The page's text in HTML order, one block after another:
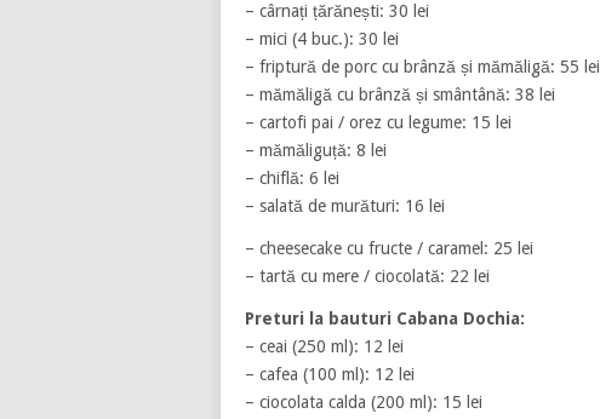
– cârnați țărănești: 30 lei
– mici (4 buc.): 30 lei
– friptură de porc cu brânză și mămăligă: 55 lei
– mămăligă cu brânză și smântână: 38 lei
– cartofi pai / orez cu legume: 15 lei
– mămăliguță: 8 lei
– chiflă: 6 lei
– salată de murături: 16 lei
– cheesecake cu fructe / caramel: 25 lei
– tartă cu mere / ciocolată: 22 lei
Preturi la bauturi Cabana Dochia:
– ceai (250 ml): 12 lei
– cafea (100 ml): 12 lei
– ciocolata calda (200 ml): 15 lei